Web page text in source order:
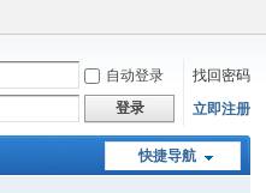
自动登录
找回密码
登录 立即注册
快捷导航